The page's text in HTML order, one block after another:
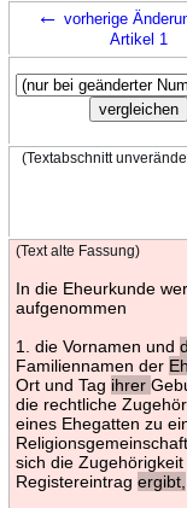
← vorherige
Artikel 1
(Textabschnitt
(Text alte Fassung)
In die Eheurkunde
aufgenommen
1. die Vornamen und
Familiennamen der
Ort und Tag ihrer
die rechtliche
eines Ehegatten zu
sich die
Registereintrag ergibt,